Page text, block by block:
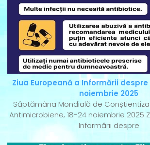
Ziua Europeană a Informării
noiembrie 2025
Săptămâna Mondială de
Antimicrobiene, 18-24 noiembrie 2025
Informării despre